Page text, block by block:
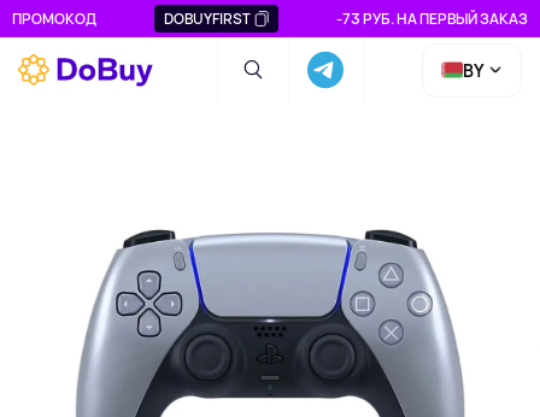
ПРОМОКОД DOBUYFIRST -73 РУБ. НА ПЕРВЫЙ ЗАКАЗ
BY